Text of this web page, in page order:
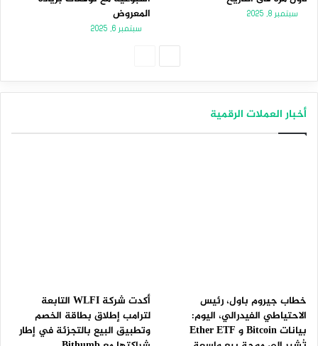
سبتمبر 8, 2025
المعروض
سبتمبر 6, 2025
أخبار العملات الرقمية
خطاب جيروم باول، رئيس
الاحتياطي الفيدرالي، اليوم:
بيانات Bitcoin و Ether ETF
أكدت شركة WLFI التابعة
لترامب إطلاق بطاقة الخصم
وتطبيق البيع بالتجزئة في إطار